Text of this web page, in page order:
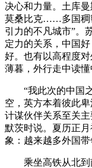
决心和力量。土库
莫桑比克……多国稠
引力的不凡城市”。
定力的关系，中国
好。也有以高程度
薄暮，外行走中读懂
“我此次的中国之
空，英方本着彼此
计谋伙伴关系至关
默茨时说。夏历正
象：越来越多外国
乘坐高铁从北到